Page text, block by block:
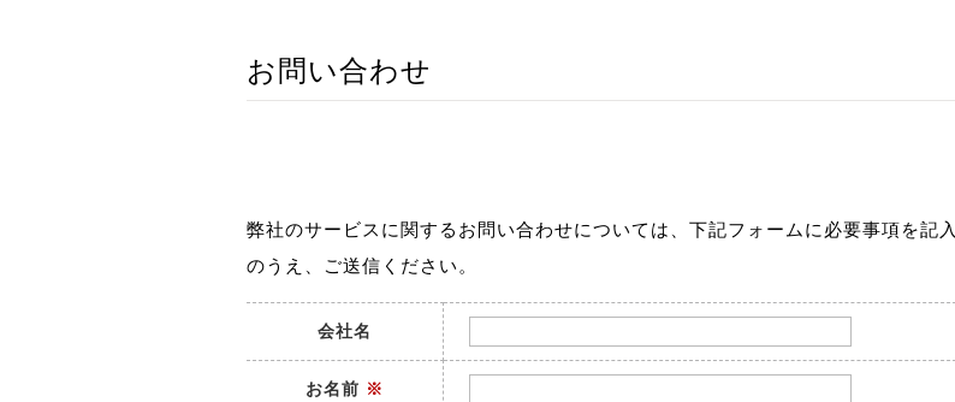
お問い合わせ
弊社のサービスに関するお問い合わせについては、下記フォームに必要事項を記入
のうえ、ご送信ください。
会社名
お名前 ※